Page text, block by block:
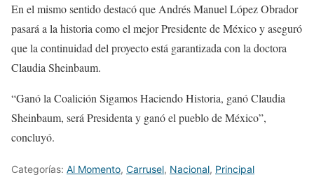
En el mismo sentido destacó que Andrés Manuel López Obrador
pasará a la historia como el mejor Presidente de México y aseguró
que la continuidad del proyecto está garantizada con la doctora
Claudia Sheinbaum.
“Ganó la Coalición Sigamos Haciendo Historia, ganó Claudia
Sheinbaum, será Presidenta y ganó el pueblo de México”,
concluyó.
Categorías: Al Momento, Carrusel, Nacional, Principal